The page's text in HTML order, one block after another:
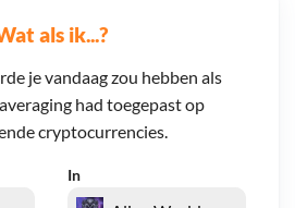
als ik...?
je vandaag zou hebben als
had toegepast op
cryptocurrencies.
In